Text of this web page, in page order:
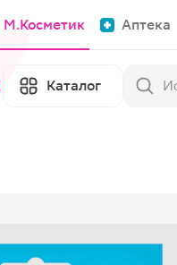
М.Косметик Аптека
Каталог